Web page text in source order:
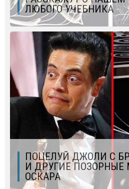
ЛЮБОГО УЧЕБНИКА
ПОЦЕЛУЙ ДЖОЛИ С
И ДРУГИЕ
ОСКАРА